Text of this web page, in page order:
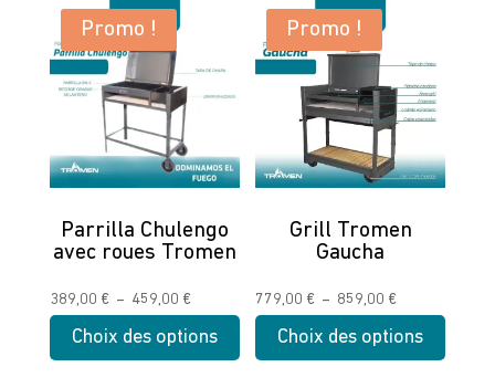
Promo !
Parrilla Chulengo
avec roues Tromen
389,00 € – 459,00 €Plage
prix :
Choix des options
Promo !
Grill Tromen
Gaucha
779,00 € – 859,00 €
prix :
Choix des options